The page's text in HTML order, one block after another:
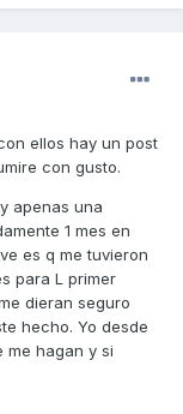
ellos hay un post
con gusto.
apenas una
1 mes en
es q me tuvieron
para L primer
dieran seguro
hecho. Yo desde
me hagan y si